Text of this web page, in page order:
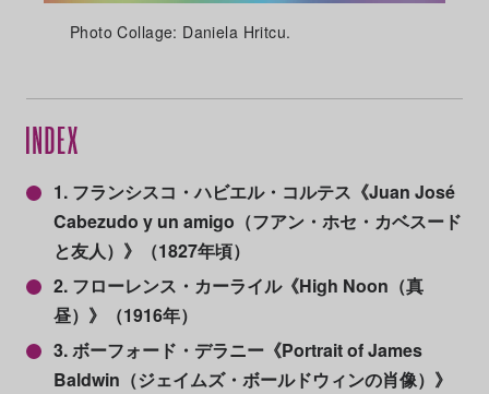
Photo Collage: Daniela Hritcu.
1. フランシスコ・ハビエル・コルテス《Juan José
Cabezudo y un amigo（フアン・ホセ・カベスード
と友人）》（1827年頃）
2. フローレンス・カーライル《High Noon（真
昼）》（1916年）
3. ボーフォード・デラニー《Portrait of James
Baldwin（ジェイムズ・ボールドウィンの肖像）》